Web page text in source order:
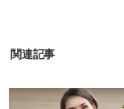
関連記事